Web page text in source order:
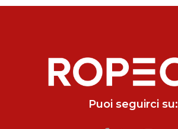
Puoi seguirci su: